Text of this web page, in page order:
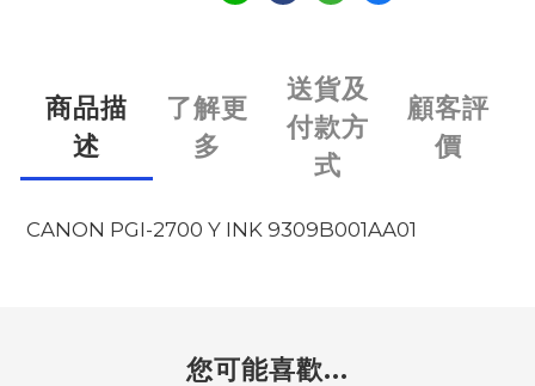
商品描
述
了解更
多
送貨及
付款方
式
顧客評
價
CANON PGI-2700 Y INK 9309B001AA01
您可能喜歡...